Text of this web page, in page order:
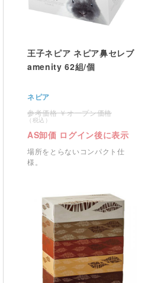
王子ネピア ネピア鼻セレブ
amenity 62組/個
ネピア
オープン価格
AS卸価 ログイン後に表示
場所をとらないコンパクト仕
様。